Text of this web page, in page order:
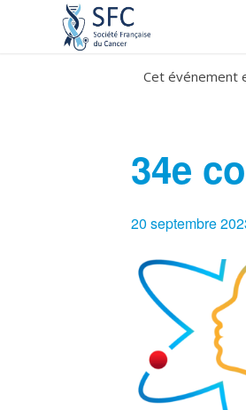
Cet événement
34e
20 septembre